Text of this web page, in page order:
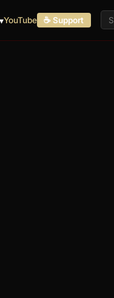
YouTube ☕ Support